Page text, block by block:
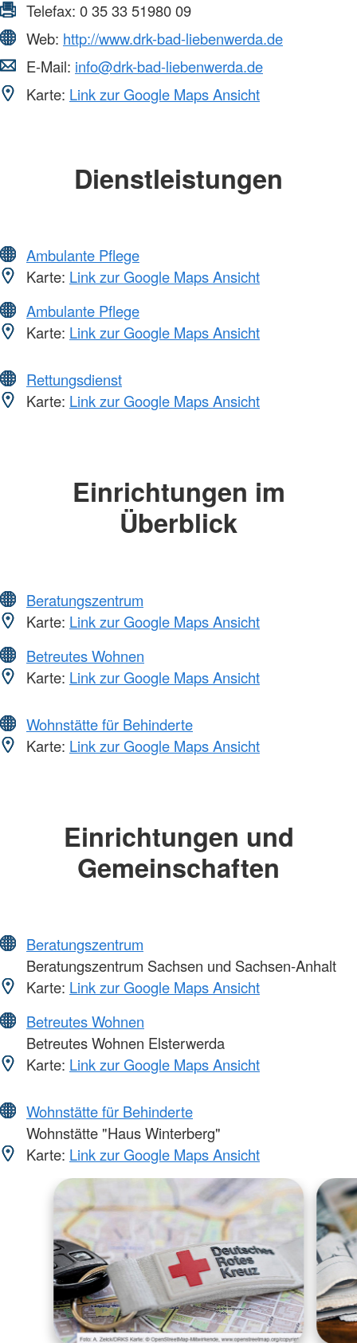
Telefax: 0 35 33 51980 09
Web: http://www.drk-bad-liebenwerda.de
E-Mail: info@drk-bad-liebenwerda.de
Karte: Link zur Google Maps Ansicht
Dienstleistungen
Ambulante Pflege
Karte: Link zur Google Maps Ansicht
Ambulante Pflege
Karte: Link zur Google Maps Ansicht
Rettungsdienst
Karte: Link zur Google Maps Ansicht
Einrichtungen im
Überblick
Beratungszentrum
Karte: Link zur Google Maps Ansicht
Betreutes Wohnen
Karte: Link zur Google Maps Ansicht
Wohnstätte für Behinderte
Karte: Link zur Google Maps Ansicht
Einrichtungen und
Gemeinschaften
Beratungszentrum
Beratungszentrum Sachsen und Sachsen-Anhalt
Karte: Link zur Google Maps Ansicht
Betreutes Wohnen
Betreutes Wohnen Elsterwerda
Karte: Link zur Google Maps Ansicht
Wohnstätte für Behinderte
Wohnstätte "Haus Winterberg"
Karte: Link zur Google Maps Ansicht